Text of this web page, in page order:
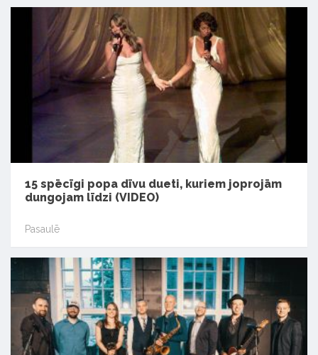
15 spēcīgi popa dīvu dueti, kuriem joprojām
dungojam līdzi (VIDEO)
Pasaulē